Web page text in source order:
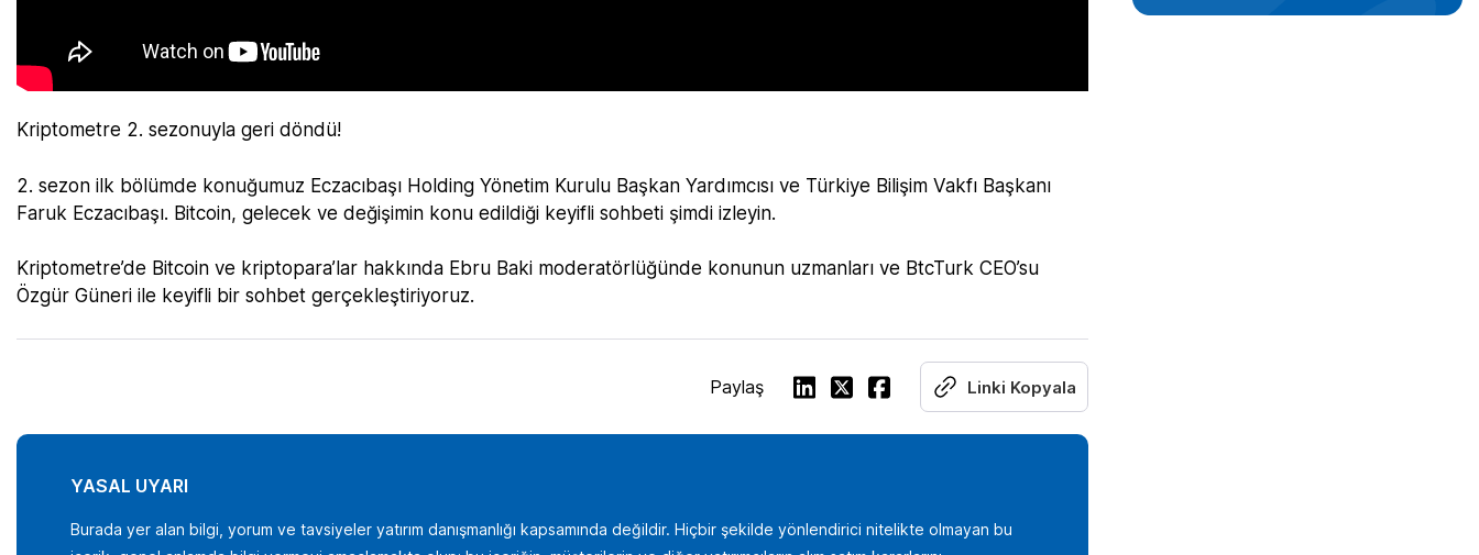
Kriptometre 2. sezonuyla geri döndü!
2. sezon ilk bölümde konuğumuz Eczacıbaşı Holding Yönetim Kurulu Başkan Yardımcısı ve Türkiye Bilişim Vakfı Başkanı
Faruk Eczacıbaşı. Bitcoin, gelecek ve değişimin konu edildiği keyifli sohbeti şimdi izleyin.
Kriptometre’de Bitcoin ve kriptopara’lar hakkında Ebru Baki moderatörlüğünde konunun uzmanları ve BtcTurk CEO’su
Özgür Güneri ile keyifli bir sohbet gerçekleştiriyoruz.
Paylaş Linki Kopyala
YASAL UYARI
Burada yer alan bilgi, yorum ve tavsiyeler yatırım danışmanlığı kapsamında değildir. Hiçbir şekilde yönlendirici nitelikte olmayan bu